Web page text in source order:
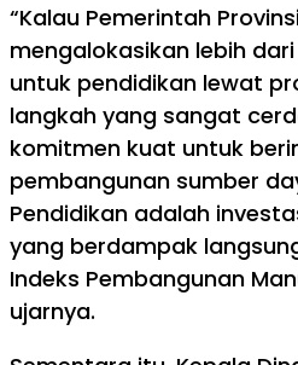
“Kalau Pemerintah
mengalokasikan lebih dari
untuk pendidikan lewat
langkah yang sangat
komitmen kuat untuk
pembangunan sumber
Pendidikan adalah
yang berdampak
Indeks Pembangunan
ujarnya.